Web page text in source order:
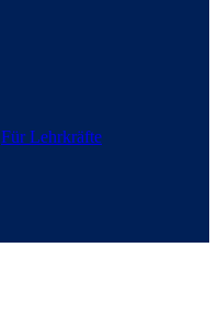
Für Lehrkräfte